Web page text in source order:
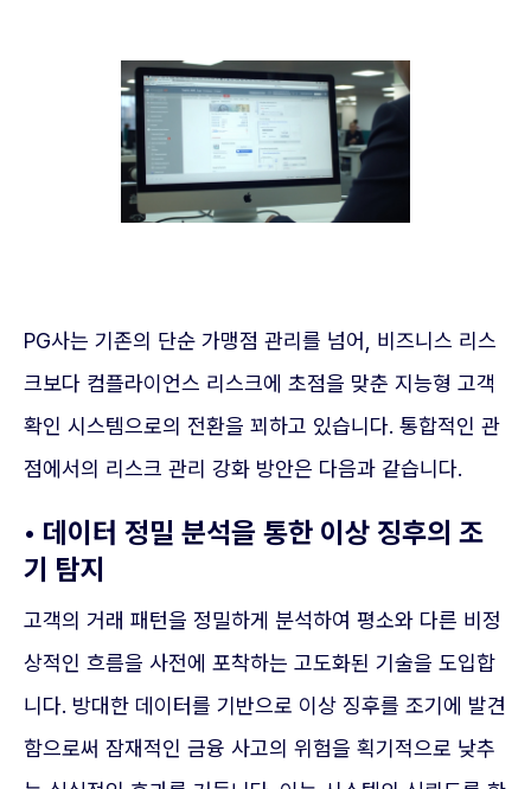
PG사는 기존의 단순 가맹점 관리를 넘어, 비즈니스 리스
크보다 컴플라이언스 리스크에 초점을 맞춘 지능형 고객
확인 시스템으로의 전환을 꾀하고 있습니다. 통합적인 관
점에서의 리스크 관리 강화 방안은 다음과 같습니다.
• 데이터 정밀 분석을 통한 이상 징후의 조
기 탐지
고객의 거래 패턴을 정밀하게 분석하여 평소와 다른 비정
상적인 흐름을 사전에 포착하는 고도화된 기술을 도입합
니다. 방대한 데이터를 기반으로 이상 징후를 조기에 발견
함으로써 잠재적인 금융 사고의 위험을 획기적으로 낮추